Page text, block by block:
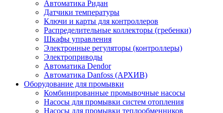
Автоматика Ридан
Датчики температуры
Ключи и карты для контроллеров
Распределительные коллекторы (гребенки)
Шкафы управления
Электронные регуляторы (контроллеры)
Электроприводы
Автоматика Dendor
Автоматика Danfoss (АРХИВ)
Оборудование для промывки
Комбинированные промывочные насосы
Насосы для промывки систем отопления
Насосы для промывки теплообменников